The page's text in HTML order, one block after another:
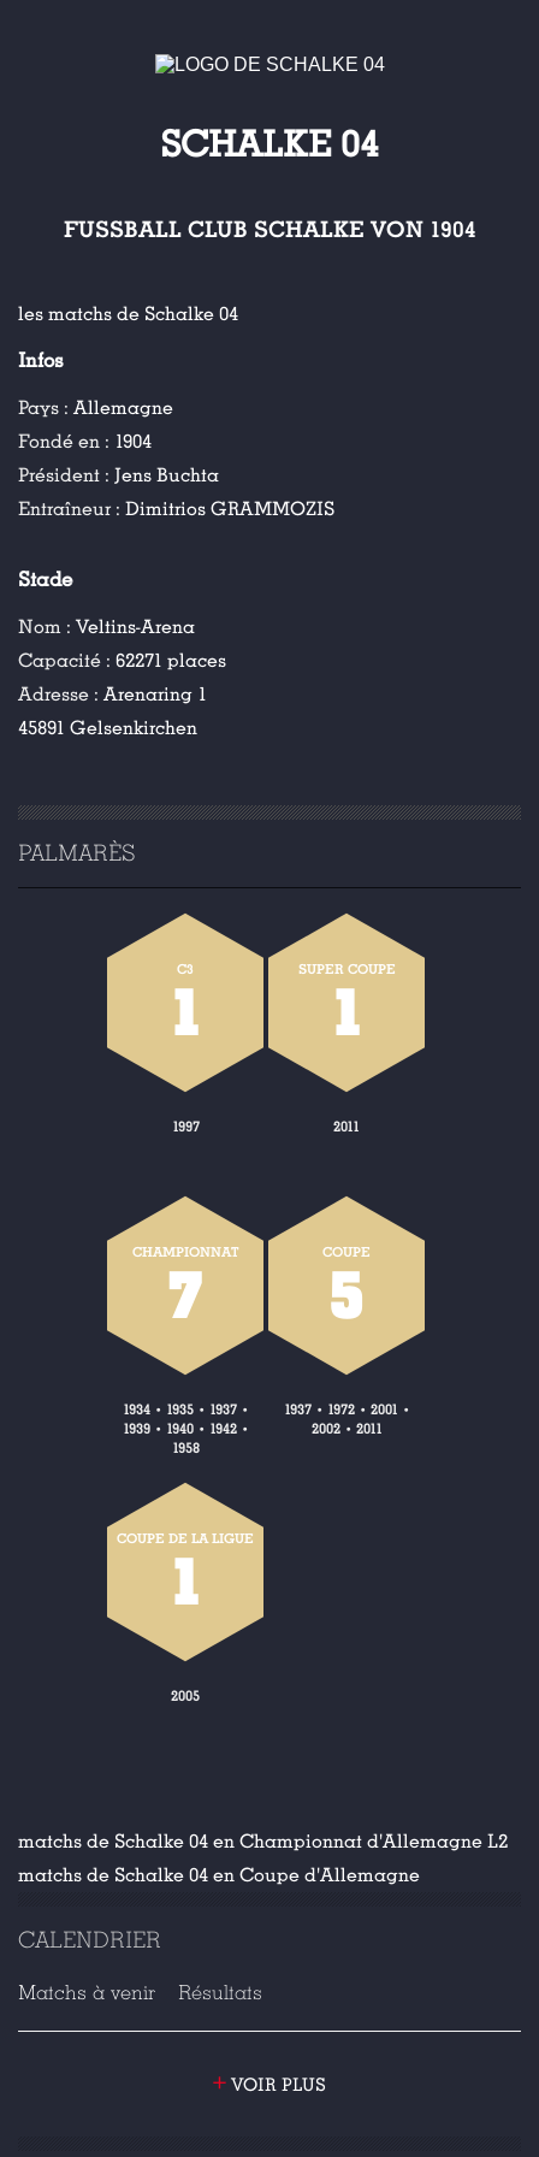
SCHALKE 04
FUSSBALL CLUB SCHALKE VON 1904
les matchs de Schalke 04
Infos
Pays : Allemagne
Fondé en : 1904
Président : Jens Buchta
Entraîneur : Dimitrios GRAMMOZIS
Stade
Nom : Veltins-Arena
Capacité : 62271 places
Adresse : Arenaring 1
45891 Gelsenkirchen
PALMARÈS
C3
1
1997
SUPER COUPE
1
2011
CHAMPIONNAT
7
1934• 1935• 1937•
1939• 1940• 1942•
1958
COUPE
5
1937• 1972• 2001 •
2002• 2011
COUPE DE LA LIGUE
1
2005
matchs de Schalke 04 en Championnat d'Allemagne L2
matchs de Schalke 04 en Coupe d'Allemagne
CALENDRIER
Matchs à venir Résultats
+ VOIR PLUS